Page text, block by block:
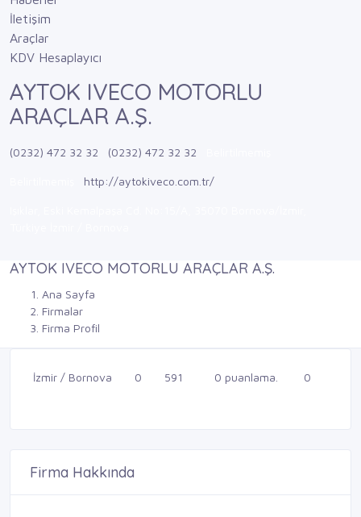
İletişim
Araçlar
KDV Hesaplayıcı
AYTOK IVECO MOTORLU
ARAÇLAR A.Ş.
(0232) 472 32 32 (0232) 472 32 32
http://aytokiveco.com.tr/
AYTOK IVECO MOTORLU ARAÇLAR A.Ş.
Ana Sayfa
Firmalar
Firma Profil
İzmir / Bornova 0 591 0 puanlama. 0
Firma Hakkında